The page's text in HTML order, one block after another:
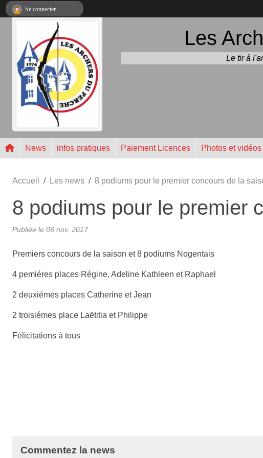
Les
Le tir à
News infos pratiques Paiement Licences Photos et vidéos
Accueil Les news 8 podiums pour le premier concours de la
8 podiums pour le premier
Publiée le 06 nov. 2017
Premiers concours de la saison et 8 podiums Nogentais
4 pemiéres places Régine, Adeline Kathleen et Raphael
2 deuxiémes places Catherine et Jean
2 troisiémes place Laëtitia et Philippe
Félicitations à tous
Commentez la news
Se connecter
Panneau de gestion des cookies